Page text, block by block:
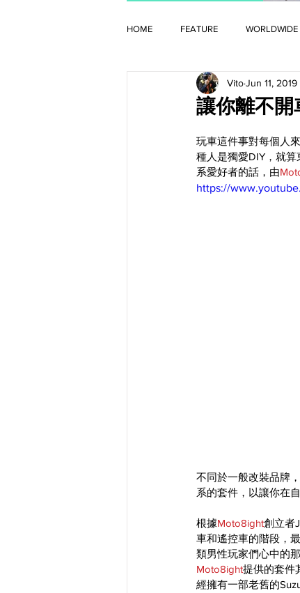
HOME FEATURE WORLDWIDE
OLD TIMER
讓你離不開
VitoJun 11, 2019
玩車這件事對每個人
種人是獨愛DIY，就
系愛好者的話，由
https://
不同於一般改裝品牌，
系的套件，以讓你在
根據Moto8ight創立者
車和遙控車的階段，
類男性玩家們心中的
Moto8ight提供的套件
經擁有一部老舊的